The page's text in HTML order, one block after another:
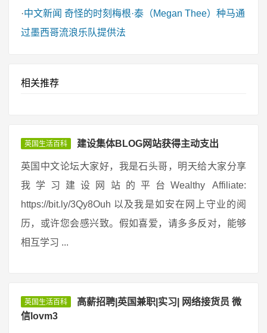
·中文新闻 奇怪的时刻梅根·泰（Megan Thee）种马通
过墨西哥流浪乐队提供法
相关推荐
英国生活百科 建设集体BLOG网站获得主动支出
英国中文论坛大家好，我是石头哥，明天给大家分享
我学习建设网站的平台Wealthy Affiliate:
https://bit.ly/3Qy8Ouh 以及我是如安在网上守业的阅
历，或许您会感兴致。假如喜爱，请多多反对，能够
相互学习 ...
英国生活百科
高薪招聘|英国兼职|实习| 网络接货员 微
信lovm3